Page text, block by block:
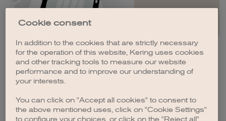
温室气体排放
Cookie consent
In addition to the cookies that are strictly necessary
for the operation of this website, Kering uses cookies
and other tracking tools to measure our website
performance and to improve our understanding of
your interests.
You can click on "Accept all cookies" to consent to
the above mentioned uses, click on "Cookie Settings"
to configure your choices, or click on the "Reject all"